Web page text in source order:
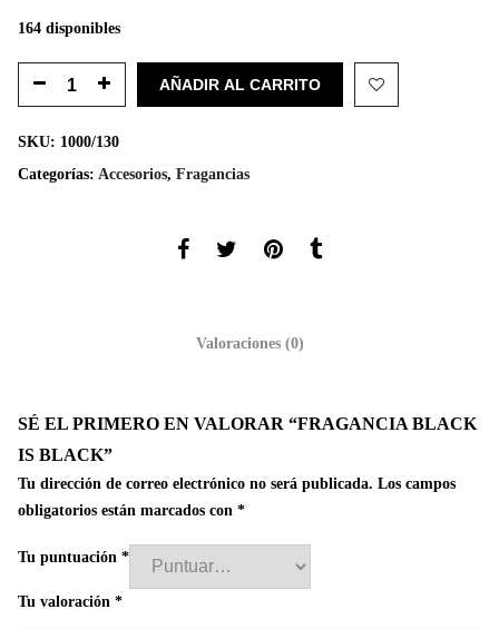
$999.
164 disponibles
AÑADIR AL CARRITO
SKU: 1000/130
Categorías: Accesorios, Fragancias
Valoraciones (0)
SÉ EL PRIMERO EN VALORAR “FRAGANCIA BLACK
IS BLACK”
Tu dirección de correo electrónico no será publicada. Los campos
obligatorios están marcados con *
Tu puntuación *
Tu valoración *